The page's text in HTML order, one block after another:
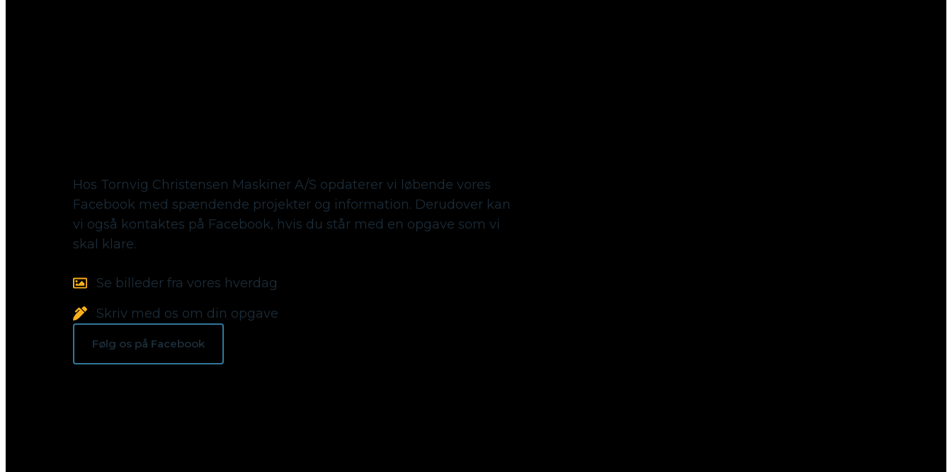
Hos Tornvig Christensen Maskiner A/S opdaterer vi løbende vores
Facebook med spændende projekter og information. Derudover kan
vi også kontaktes på Facebook, hvis du står med en opgave som vi
skal klare.
Se billeder fra vores hverdag
Skriv med os om din opgave
Følg os på Facebook